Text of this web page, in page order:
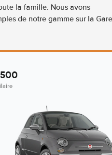
la famille. Nous avons
de notre gamme sur la Gare